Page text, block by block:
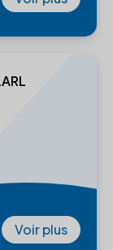
Voir plus